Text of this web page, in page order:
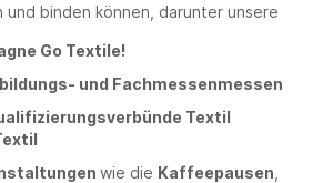
binden können, darunter unsere
Go Textile!
und Fachmessenmessen
Textil
wie die Kaffeepausen